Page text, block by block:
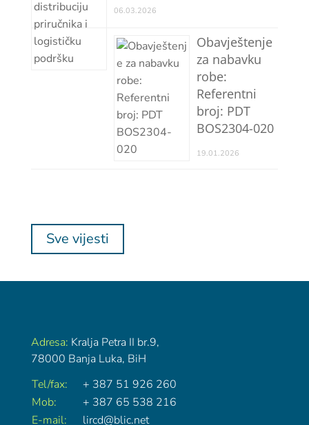
06.03.2026
Obavještenje
za nabavku
robe:
Referentni
broj: PDT
BOS2304-020
19.01.2026
Sve vijesti
Adresa: Kralja Petra II br.9,
78000 Banja Luka, BiH
Tel/fax:
+ 387 51 926 260
Mob:
+ 387 65 538 216
E-mail:
lircd@blic.net